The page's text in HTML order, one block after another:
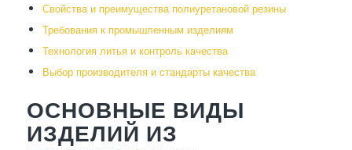
Свойства и преимущества полиуретановой резины
Требования к промышленным изделиям
Технология литья и контроль качества
Выбор производителя и стандарты качества
ОСНОВНЫЕ ВИДЫ
ИЗДЕЛИЙ ИЗ